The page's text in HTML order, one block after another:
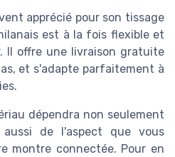
apprécié pour son tissage
est à la fois flexible et
Il offre une livraison gratuite
et s'adapte parfaitement à
dépendra non seulement
de l'aspect que vous
montre connectée. Pour en